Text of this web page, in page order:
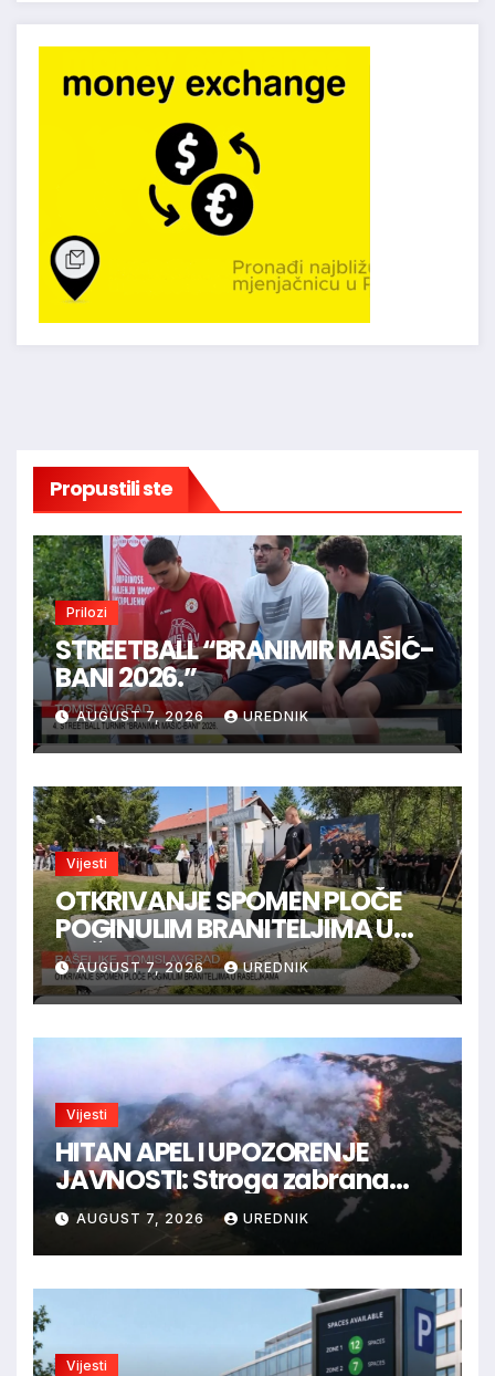
Propustili ste
Prilozi
STREETBALL “BRANIMIR MAŠIĆ-
BANI 2026.”
AUGUST 7, 2026 UREDNIK
Vijesti
OTKRIVANJE SPOMEN PLOČE
POGINULIM BRANITELJIMA U
RAŠELJKAMA
AUGUST 7, 2026 UREDNIK
Vijesti
HITAN APEL I UPOZORENJE
JAVNOSTI: Stroga zabrana
loženja vatre u Parku prirode
Blidinje!
AUGUST 7, 2026 UREDNIK
Vijesti